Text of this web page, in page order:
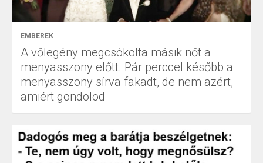
EMBEREK
A vőlegény megcsókolta másik nőt a
menyasszony előtt. Pár perccel később a
menyasszony sírva fakadt, de nem azért,
amiért gondolod